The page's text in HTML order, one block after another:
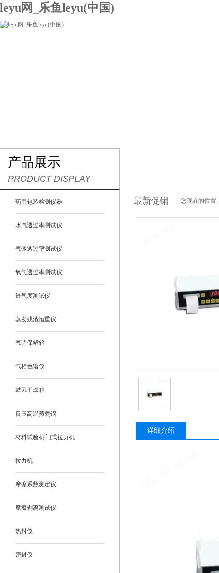
leyu网_乐鱼leyu(中国)
产品展示
PRODUCT DISPLAY
药用包装检测仪器
水汽透过率测试仪
气体透过率测试仪
氧气透过率测试仪
透气度测试仪
蒸发残渣恒重仪
气调保鲜箱
气相色谱仪
鼓风干燥箱
反压高温蒸煮锅
材料试验机|门式拉力机
拉力机
摩擦系数测定仪
摩擦剥离测试仪
热封仪
密封仪
最新促销 您现在的位置:
详细介绍